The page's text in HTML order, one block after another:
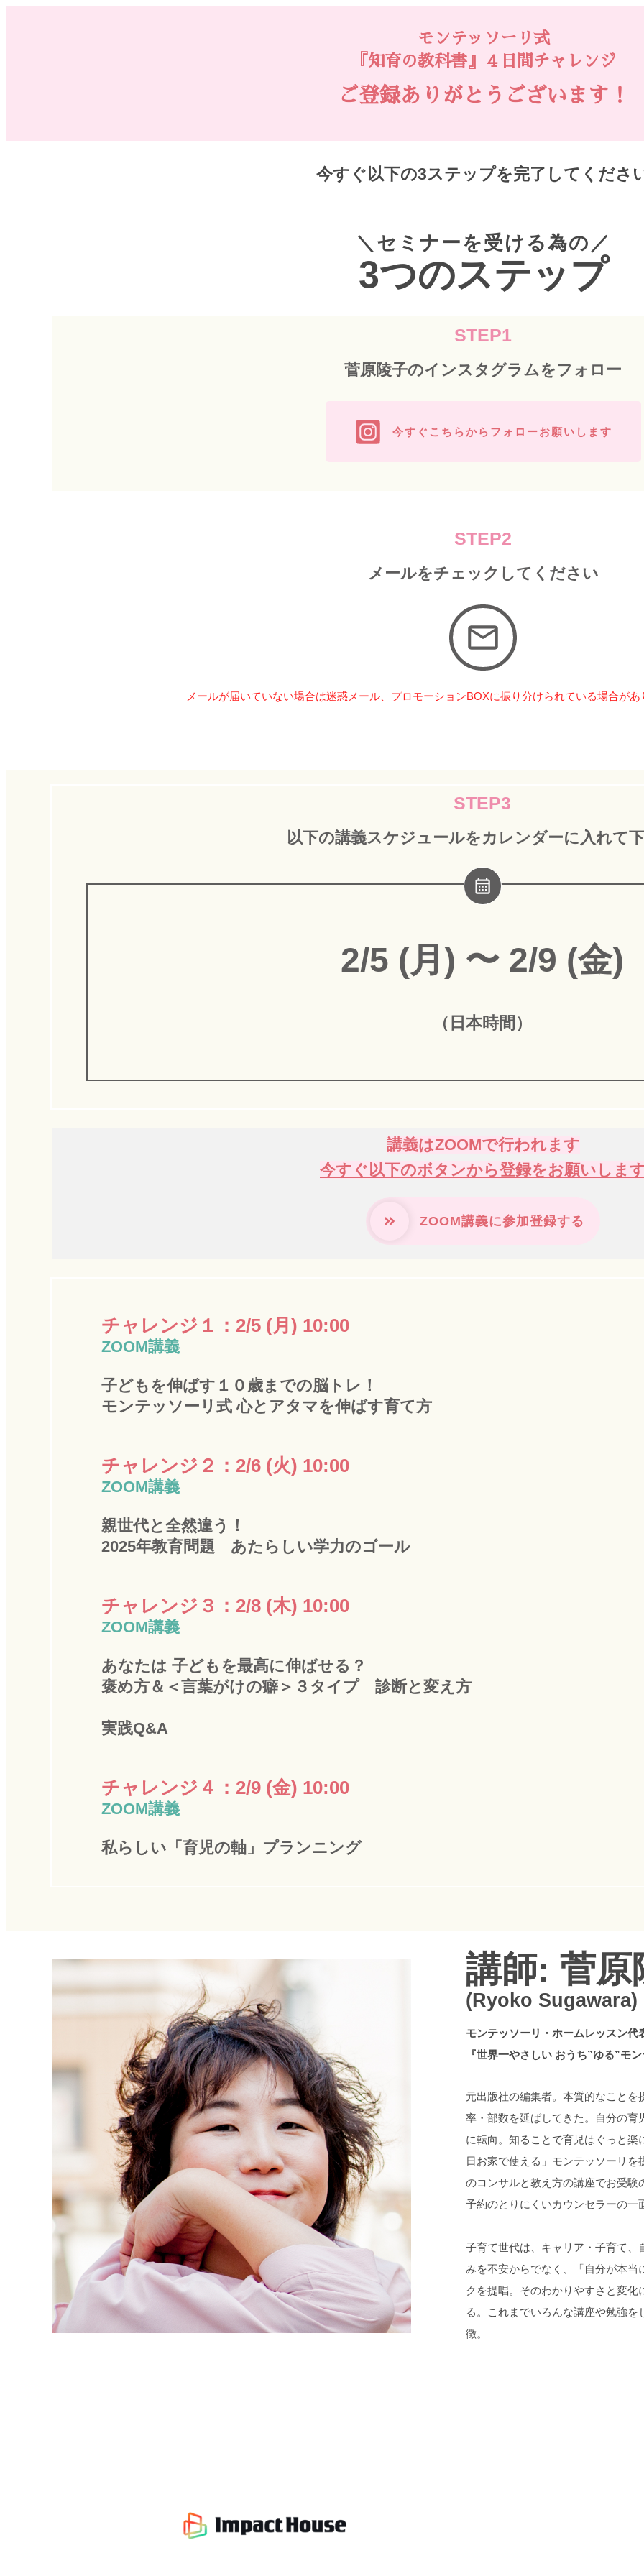
モンテッソーリ式
『知育の教科書』４日間チャレンジ
ご登録ありがとうございます！
今すぐ以下の3ステップを完了してくださ
＼セミナーを受ける為の／
3つのステップ
STEP1
菅原陵子のインスタグラムをフォロー
今すぐこちらからフォローお願いします
STEP2
メールをチェックしてください
メールが届いていない場合は迷惑メール、プロモーションBOXに振り分けられている場合が
STEP3
以下の講義スケジュールをカレンダーに入れて
2/5 (月) 〜 2/9 (金)
（日本時間）
講義はZOOMで行われます
今すぐ以下のボタンから登録をお願いしま
ZOOM講義に参加登録する
チャレンジ１：2/5 (月) 10:00
ZOOM講義
子どもを伸ばす１０歳までの脳トレ！
モンテッソーリ式 心とアタマを伸ばす育て方
チャレンジ２：2/6 (火) 10:00
ZOOM講義
親世代と全然違う！
2025年教育問題 あたらしい学力のゴール
チャレンジ３：2/8 (木) 10:00
ZOOM講義
あなたは 子どもを最高に伸ばせる？
褒め方＆＜言葉がけの癖＞３タイプ 診断と変え方
実践Q&A
チャレンジ４：2/9 (金) 10:00
ZOOM講義
私らしい「育児の軸」プランニング
講師: 菅原
(Ryoko Sugawara)
モンテッソーリ・ホームレッスン代
『世界一やさしい おうち”ゆる”モ
元出版社の編集者。本質的なこと
率・部数を延ばしてきた。自分の
に転向。知ることで育児はぐっと
日お家で使える」モンテッソーリ
のコンサルと教え方の講座でお受
予約のとりにくいカウンセラーの一
子育て世代は、キャリア・子育て
みを不安からでなく、「自分が本
クを提唱。そのわかりやすさと変
る。これまでいろんな講座や勉強
徴。